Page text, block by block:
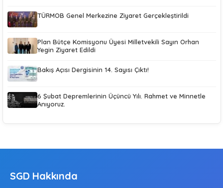
TÜRMOB Genel Merkezine Ziyaret Gerçekleştirildi
Plan Bütçe Komisyonu Üyesi Milletvekili Sayın Orhan
Yegin Ziyaret Edildi
Bakış Açısı Dergisinin 14. Sayısı Çıktı!
6 Şubat Depremlerinin Üçüncü Yılı. Rahmet ve Minnetle
Anıyoruz.
SGD Hakkında